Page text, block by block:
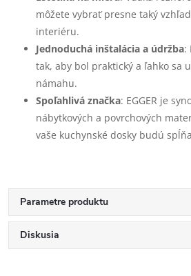
môžete vybrať presne taký
interiéru.
Jednoduchá inštalácia a údržba:
tak, aby bol praktický a ľahko sa
námahu.
Spoľahlivá značka: EGGER je
nábytkových a povrchových
vaše kuchynské dosky budú
Parametre produktu
Diskusia